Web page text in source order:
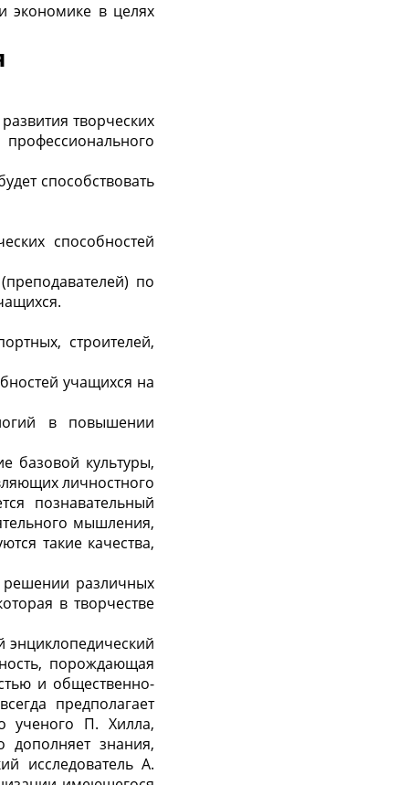
экономике в целях
творческих
способствовать
способностей
по
строителей,
учащихся на
в повышении
базовой культуры,
личностного
познавательный
мышления,
такие качества,
решении различных
в творчестве
энциклопедический
порождающая
и общественно-
предполагает
ученого П. Хилла,
дополняет знания,
исследователь А.